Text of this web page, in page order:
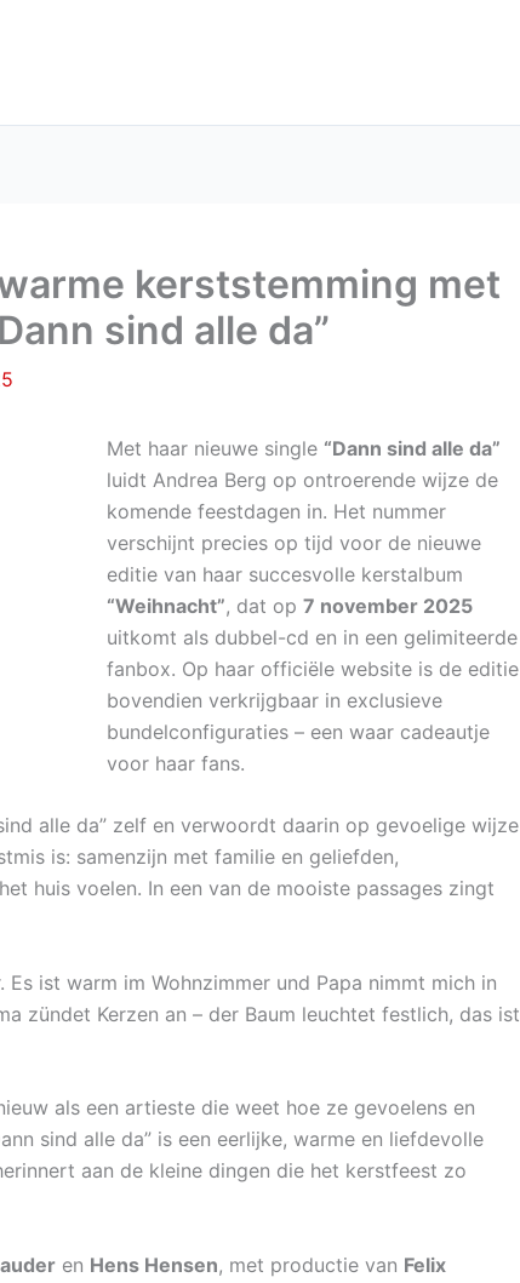
kerststemming met
sind alle da”
Met haar nieuwe single “Dann sind alle da”
luidt Andrea Berg op ontroerende wijze de
komende feestdagen in. Het nummer
verschijnt precies op tijd voor de nieuwe
editie van haar succesvolle kerstalbum
“Weihnacht”, dat op 7 november 2025
uitkomt als dubbel-cd en in een gelimiteerde
fanbox. Op haar officiële website is de editie
bovendien verkrijgbaar in exclusieve
bundelconfiguraties – een waar cadeautje
voor haar fans.
alle da” zelf en verwoordt daarin op gevoelige wijze
is: samenzijn met familie en geliefden,
huis voelen. In een van de mooiste passages zingt
Es ist warm im Wohnzimmer und Papa nimmt mich in
zündet Kerzen an – der Baum leuchtet festlich, das ist
als een artieste die weet hoe ze gevoelens en
sind alle da” is een eerlijke, warme en liefdevolle
aan de kleine dingen die het kerstfeest zo
en Hens Hensen, met productie van Felix